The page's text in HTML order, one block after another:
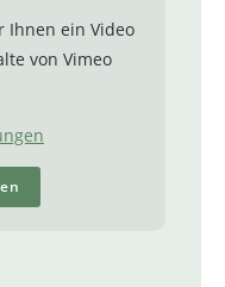
Ihnen ein Video
von Vimeo